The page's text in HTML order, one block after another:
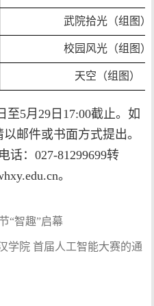
武院拾光（组图）
校园风光（组图）
天空（组图）
至5月29日17:00截止。如
邮件或书面方式提出。
话：027-81299699转
。
“智趣”启幕
学院 首届人工智能大赛的通